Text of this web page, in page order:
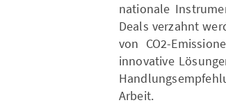
nationale
Deals verzahnt
von CO2-
innovative
Arbeit.